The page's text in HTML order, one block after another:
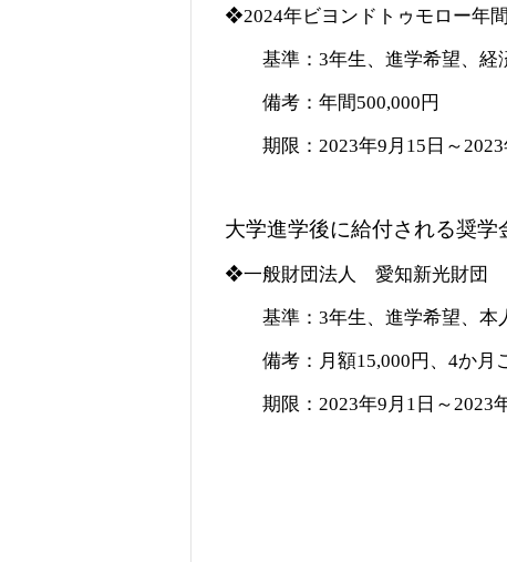
❖2024年ビヨンドトゥモロー年
基準：3年生、進学希望、経
備考：年間500,000円
期限：2023年9月15日～2023
大学進学後に給付される奨学
❖一般財団法人 愛知新光財団
基準：3年生、進学希望、本
備考：月額15,000円、4か月
期限：2023年9月1日～2023